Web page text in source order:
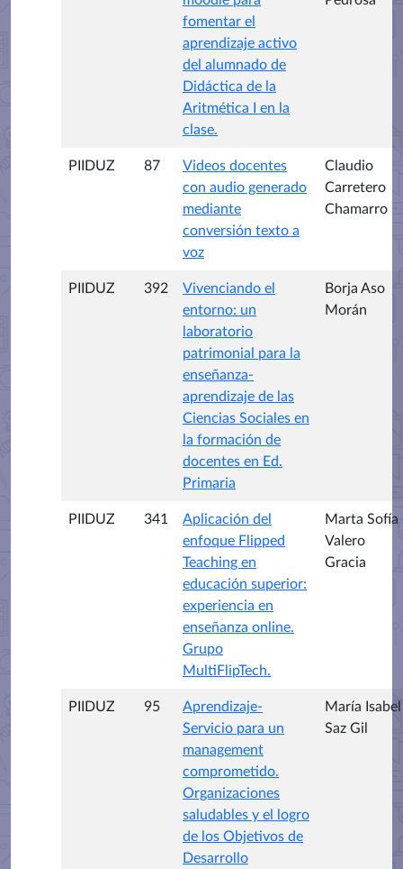
fomentar el
aprendizaje activo
del alumnado de
Didáctica de la
Aritmética I en la
clase.
PIIDUZ 87
Videos docentes
con audio generado
mediante
conversión texto a
voz
Claudio
Carretero
Chamarro
PIIDUZ 392
Vivenciando el
entorno: un
laboratorio
patrimonial para la
enseñanza-
aprendizaje de las
Ciencias Sociales en
la formación de
docentes en Ed.
Primaria
Borja Aso
Morán
PIIDUZ 341
Aplicación del
enfoque Flipped
Teaching en
educación superior:
experiencia en
enseñanza online.
Grupo
MultiFlipTech.
Marta Sofía
Valero
Gracia
PIIDUZ 95
Aprendizaje-
Servicio para un
management
comprometido.
Organizaciones
saludables y el logro
de los Objetivos de
Desarrollo
María Isabel
Saz Gil